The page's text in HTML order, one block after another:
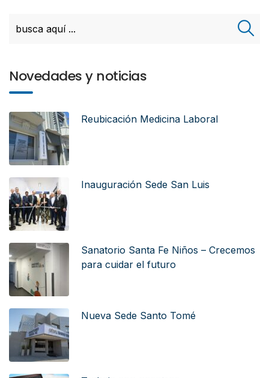
Novedades y noticias
Reubicación Medicina Laboral
Inauguración Sede San Luis
Sanatorio Santa Fe Niños – Crecemos
para cuidar el futuro
Nueva Sede Santo Tomé